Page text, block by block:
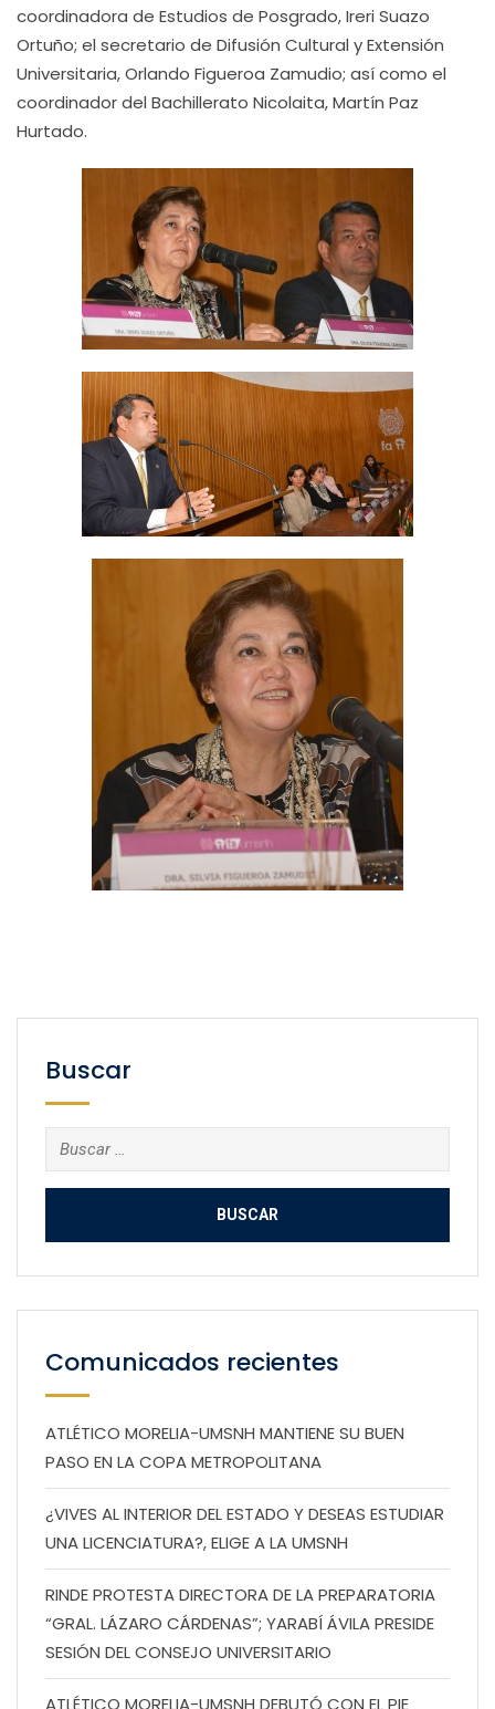
coordinadora de Estudios de Posgrado, Ireri Suazo
Ortuño; el secretario de Difusión Cultural y Extensión
Universitaria, Orlando Figueroa Zamudio; así como el
coordinador del Bachillerato Nicolaita, Martín Paz
Hurtado.
Buscar
Buscar:
Comunicados recientes
ATLÉTICO MORELIA-UMSNH MANTIENE SU BUEN
PASO EN LA COPA METROPOLITANA
¿VIVES AL INTERIOR DEL ESTADO Y DESEAS ESTUDIAR
UNA LICENCIATURA?, ELIGE A LA UMSNH
RINDE PROTESTA DIRECTORA DE LA PREPARATORIA
“GRAL. LÁZARO CÁRDENAS”; YARABÍ ÁVILA PRESIDE
SESIÓN DEL CONSEJO UNIVERSITARIO
ATLÉTICO MORELIA-UMSNH DEBUTÓ CON EL PIE